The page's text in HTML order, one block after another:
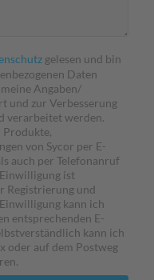
gelesen und bin
Daten
Angaben/
und zur Verbesserung
verarbeitet werden.
Produkte,
von Sycor per E-
auch per Telefonanruf
ist
Registrierung und
kann ich
entsprechenden E-
kann ich
oder auf dem Postweg